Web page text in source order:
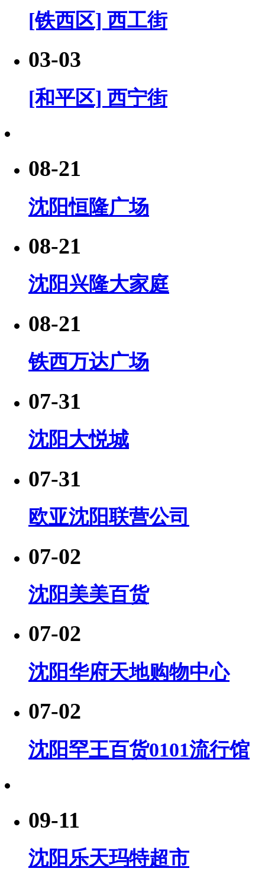
[铁西区] 西工街
03-03
[和平区] 西宁街
08-21
沈阳恒隆广场
08-21
沈阳兴隆大家庭
08-21
铁西万达广场
07-31
沈阳大悦城
07-31
欧亚沈阳联营公司
07-02
沈阳美美百货
07-02
沈阳华府天地购物中心
07-02
沈阳罕王百货0101流行馆
09-11
沈阳乐天玛特超市